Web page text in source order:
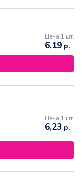
Цена 1 шт.
6,19 р.
Цена 1 шт.
6,23 р.